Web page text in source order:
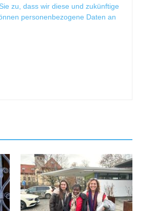
zu, dass wir diese und zukünftige
personenbezogene Daten an